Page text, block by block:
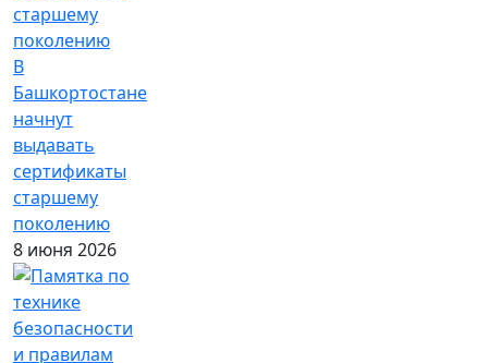
В
Башкортостане
начнут
выдавать
сертификаты
старшему
поколению
8 июня 2026